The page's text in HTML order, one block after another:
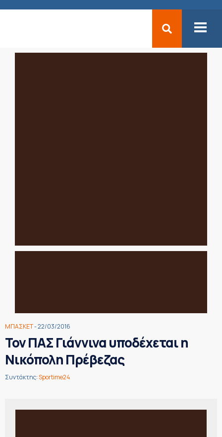
ΜΠΑΣΚΕΤ- 22/03/2016
Τον ΠΑΣ Γιάννινα υποδέχεται η
Νικόπολη Πρέβεζας
Συντάκτης:Sportime24